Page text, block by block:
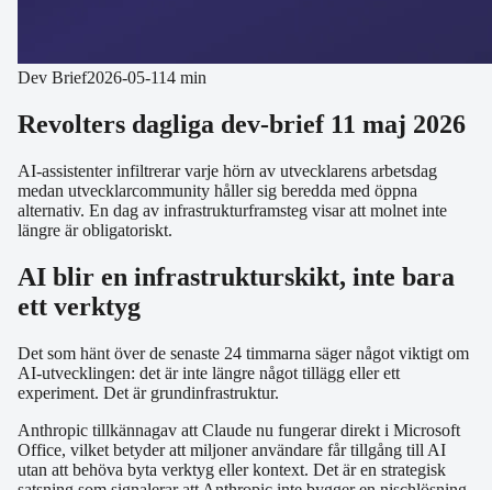
Dev Brief2026-05-114 min
Revolters dagliga dev-brief 11 maj 2026
AI-assistenter infiltrerar varje hörn av utvecklarens arbetsdag
medan utvecklarcommunity håller sig beredda med öppna
alternativ. En dag av infrastrukturframsteg visar att molnet inte
längre är obligatoriskt.
AI blir en infrastrukturskikt, inte bara
ett verktyg
Det som hänt över de senaste 24 timmarna säger något viktigt om
AI-utvecklingen: det är inte längre något tillägg eller ett
experiment. Det är grundinfrastruktur.
Anthropic tillkännagav att Claude nu fungerar direkt i Microsoft
Office, vilket betyder att miljoner användare får tillgång till AI
utan att behöva byta verktyg eller kontext. Det är en strategisk